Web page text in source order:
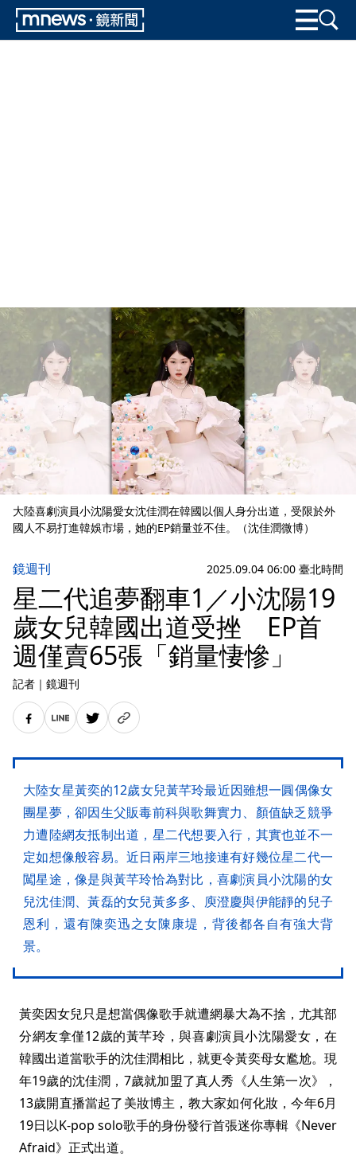
大陸喜劇演員小沈陽愛女沈佳潤在韓國以個人身分出道，受限於外
國人不易打進韓娛市場，她的EP銷量並不佳。（沈佳潤微博）
鏡週刊 2025.09.04 06:00 臺北時間
星二代追夢翻車1／小沈陽19
歲女兒韓國出道受挫 EP首
週僅賣65張「銷量悽慘」
記者 ｜ 鏡週刊
大陸女星黃奕的12歲女兒黃芊玲最近因雖想一圓偶像女
團星夢，卻因生父販毒前科與歌舞實力、顏值缺乏競爭
力遭陸網友抵制出道，星二代想要入行，其實也並不一
定如想像般容易。近日兩岸三地接連有好幾位星二代一
闖星途，像是與黃芊玲恰為對比，喜劇演員小沈陽的女
兒沈佳潤、黃磊的女兒黃多多、庾澄慶與伊能靜的兒子
恩利，還有陳奕迅之女陳康堤，背後都各自有強大背
景。
黃奕因女兒只是想當偶像歌手就遭網暴大為不捨，尤其部
分網友拿僅12歲的黃芊玲，與喜劇演員小沈陽愛女，在
韓國出道當歌手的沈佳潤相比，就更令黃奕母女尷尬。現
年19歲的沈佳潤，7歲就加盟了真人秀《人生第一次》，
13歲開直播當起了美妝博主，教大家如何化妝，今年6月
19日以K-pop solo歌手的身份發行首張迷你專輯《Never
Afraid》正式出道。